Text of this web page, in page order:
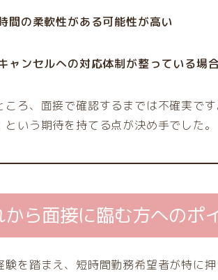
間の柔軟性がある可能性が高い
ャンセルへの対応体制が整っている場
ころ、面接で確認するまでは不確実で
という期待を持てる点が決め手でした。
から面接に臨む方へのポ
験を踏まえ、短時間勤務希望者が特に押